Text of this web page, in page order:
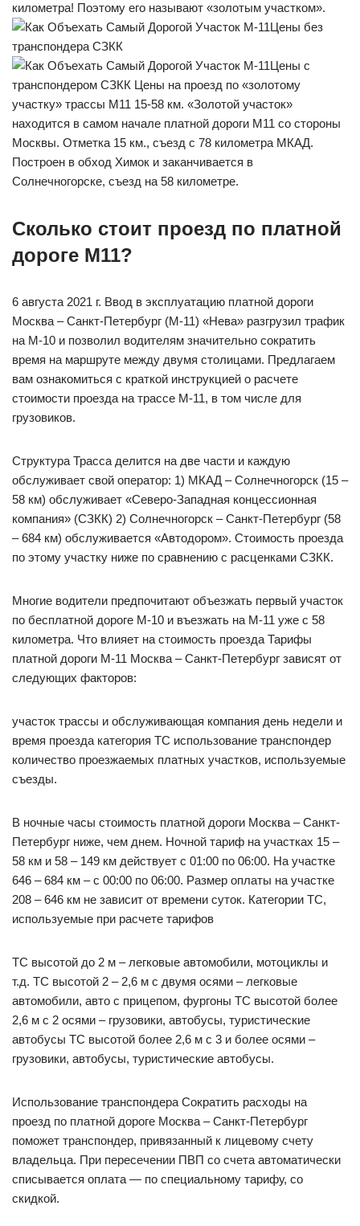
километра! Поэтому его называют «золотым участком».
Цены без
транспондера СЗКК
Цены с
транспондером СЗКК Цены на проезд по «золотому
участку» трассы М11 15-58 км. «Золотой участок»
находится в самом начале платной дороги М11 со стороны
Москвы. Отметка 15 км., съезд с 78 километра МКАД.
Построен в обход Химок и заканчивается в
Солнечногорске, съезд на 58 километре.
Сколько стоит проезд по платной
дороге М11?
6 августа 2021 г. Ввод в эксплуатацию платной дороги
Москва – Санкт-Петербург (М-11) «Нева» разгрузил трафик
на М-10 и позволил водителям значительно сократить
время на маршруте между двумя столицами. Предлагаем
вам ознакомиться с краткой инструкцией о расчете
стоимости проезда на трассе М-11, в том числе для
грузовиков.
Структура Трасса делится на две части и каждую
обслуживает свой оператор: 1) МКАД – Солнечногорск (15 –
58 км) обслуживает «Северо-Западная концессионная
компания» (СЗКК) 2) Солнечногорск – Санкт-Петербург (58
– 684 км) обслуживается «Автодором». Стоимость проезда
по этому участку ниже по сравнению с расценками СЗКК.
Многие водители предпочитают объезжать первый участок
по бесплатной дороге М-10 и въезжать на М-11 уже с 58
километра. Что влияет на стоимость проезда Тарифы
платной дороги М-11 Москва – Санкт-Петербург зависят от
следующих факторов:
участок трассы и обслуживающая компания день недели и
время проезда категория ТС использование транспондер
количество проезжаемых платных участков, используемые
съезды.
В ночные часы стоимость платной дороги Москва – Санкт-
Петербург ниже, чем днем. Ночной тариф на участках 15 –
58 км и 58 – 149 км действует с 01:00 по 06:00. На участке
646 – 684 км – с 00:00 по 06:00. Размер оплаты на участке
208 – 646 км не зависит от времени суток. Категории ТС,
используемые при расчете тарифов
ТС высотой до 2 м – легковые автомобили, мотоциклы и
т.д. ТС высотой 2 – 2,6 м с двумя осями – легковые
автомобили, авто с прицепом, фургоны ТС высотой более
2,6 м с 2 осями – грузовики, автобусы, туристические
автобусы ТС высотой более 2,6 м с 3 и более осями –
грузовики, автобусы, туристические автобусы.
Использование транспондера Cократить расходы на
проезд по платной дороге Москва – Санкт-Петербург
поможет транспондер, привязанный к лицевому счету
владельца. При пересечении ПВП со счета автоматически
списывается оплата — по специальному тарифу, со
скидкой.